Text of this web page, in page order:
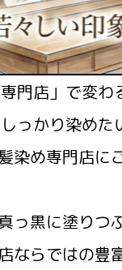
門店」で変
っかり染め
染め専門店
っ黒に塗りつ
ならではの豊